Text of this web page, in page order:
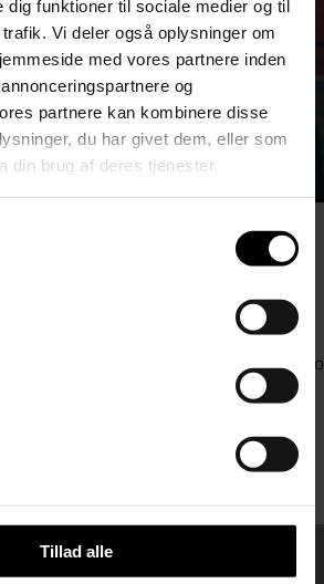
dig funktioner til sociale medier og til
Vi deler også oplysninger om
med vores partnere inden
og
partnere kan kombinere disse
du har givet dem, eller som
din brug af deres tjenester.
Tillad alle
OG KØRE FØRSTE GANG
at få kørekort, er der mange der får
de skal ud og køre første gang. Men bare
på situationen, og du starter i roligt tempo
de mest gængse ting, og når du er klar,
så tryg som mulig, har du altid den
bil – også til køreprøven.